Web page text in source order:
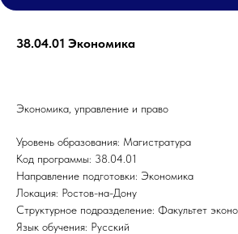
38.04.01 Экономика
Экономика, управление и право
Уровень образования: Магистратура
Код программы: 38.04.01
Направление подготовки: Экономика
Локация: Ростов-на-Дону
Структурное подразделение: Факультет
Язык обучения: Русский